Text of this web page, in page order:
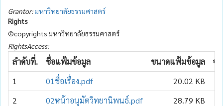
Grantor:มหาวิทยาลัยธรรมศาสตร์
Rights
©copyrights มหาวิทยาลัยธรรมศาสตร์
RightsAccess:
ลำดับที่. ชื่อแฟ้มข้อมูล ขนาดแฟ้มข้อมูล
จ
1
01ชื่อเรื่อง.pdf
20.02 KB
2
02หน้าอนุมัตวิทยานิพนธ์.pdf
28.79 KB